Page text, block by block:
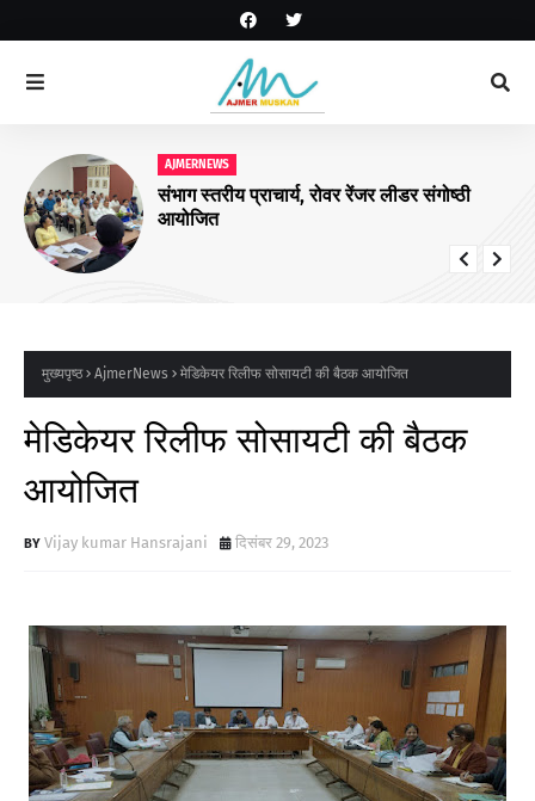
AJMERNEWS
संभाग स्तरीय प्राचार्य, रोवर रेंजर लीडर संगोष्ठी
आयोजित
मुख्यपृष्ठ AjmerNews मेडिकेयर रिलीफ सोसायटी की बैठक आयोजित
मेडिकेयर रिलीफ सोसायटी की बैठक
आयोजित
Vijay kumar Hansrajani दिसंबर 29, 2023